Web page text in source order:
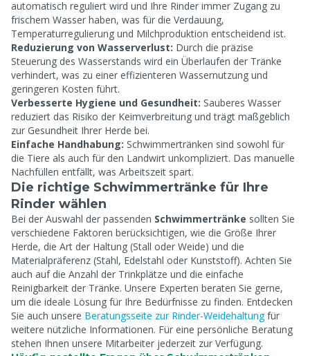
automatisch reguliert wird und Ihre Rinder immer Zugang zu
frischem Wasser haben, was für die Verdauung,
Temperaturregulierung und Milchproduktion entscheidend ist.
Reduzierung von Wasserverlust: Durch die präzise
Steuerung des Wasserstands wird ein Überlaufen der Tränke
verhindert, was zu einer effizienteren Wassernutzung und
geringeren Kosten führt.
Verbesserte Hygiene und Gesundheit: Sauberes Wasser
reduziert das Risiko der Keimverbreitung und trägt maßgeblich
zur Gesundheit Ihrer Herde bei.
Einfache Handhabung: Schwimmertränken sind sowohl für
die Tiere als auch für den Landwirt unkompliziert. Das manuelle
Nachfüllen entfällt, was Arbeitszeit spart.
Die richtige Schwimmertränke für Ihre
Rinder wählen
Bei der Auswahl der passenden Schwimmertränke sollten Sie
verschiedene Faktoren berücksichtigen, wie die Größe Ihrer
Herde, die Art der Haltung (Stall oder Weide) und die
Materialpräferenz (Stahl, Edelstahl oder Kunststoff). Achten Sie
auch auf die Anzahl der Trinkplätze und die einfache
Reinigbarkeit der Tränke. Unsere Experten beraten Sie gerne,
um die ideale Lösung für Ihre Bedürfnisse zu finden. Entdecken
Sie auch unsere Beratungsseite zur Rinder-Weidehaltungfür
weitere nützliche Informationen. Für eine persönliche Beratung
stehen Ihnen unsere Mitarbeiter jederzeit zur Verfügung.